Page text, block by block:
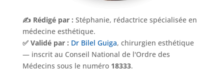
Nos
chirurgiens
FAQ
✍️ Rédigé par : Stéphanie, rédactrice spécialisée en
médecine esthétique.
✅ Validé par : Dr Bilel Guiga, chirurgien esthétique
— inscrit au Conseil National de l'Ordre des
Médecins sous le numéro 18333.